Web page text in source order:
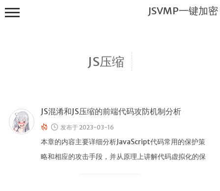
JS压缩
JS混淆和JS压缩的前端代码攻防机制分析
发布于 2023-03-16
本章的内容主要详细分析JavaScript代码常用的保护策
略和相应的攻击手段，并从原理上讲解代码虚拟化的保
JSVMP一键加密
JSVMP一键
加密
首页
JSVMP是什